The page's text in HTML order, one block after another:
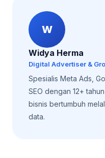
W
Widya Herma
Digital Advertiser &
Spesialis Meta Ads,
SEO dengan 12+
bisnis bertumbuh
data.